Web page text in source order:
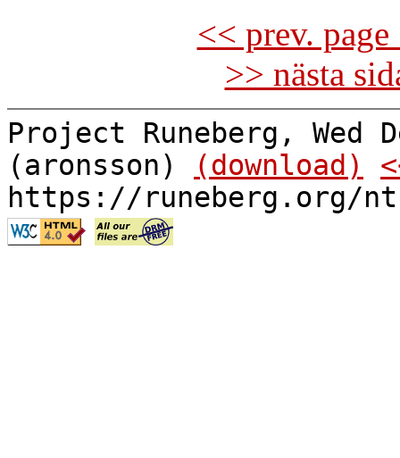
<< prev.
>> nästa
Project Runeberg, Wed
(aronsson)
(download)
https://runeberg.org/